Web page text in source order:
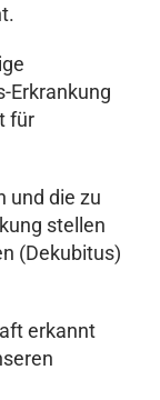
Erkrankung
für
und die zu
stellen
(Dekubitus)
erkannt